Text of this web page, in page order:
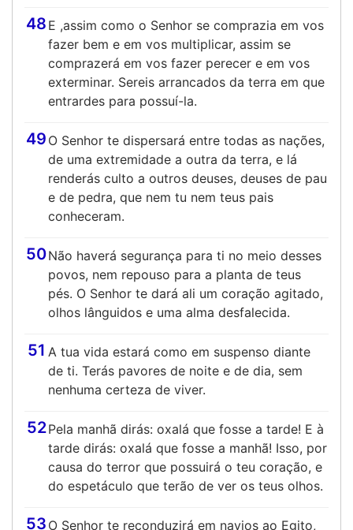
48 E ,assim como o Senhor se comprazia em vos
fazer bem e em vos multiplicar, assim se
comprazerá em vos fazer perecer e em vos
exterminar. Sereis arrancados da terra em que
entrardes para possuí-la.
49 O Senhor te dispersará entre todas as nações,
de uma extremidade a outra da terra, e lá
renderás culto a outros deuses, deuses de pau
e de pedra, que nem tu nem teus pais
conheceram.
50Não haverá segurança para ti no meio desses
povos, nem repouso para a planta de teus
pés. O Senhor te dará ali um coração agitado,
olhos lânguidos e uma alma desfalecida.
51 A tua vida estará como em suspenso diante
de ti. Terás pavores de noite e de dia, sem
nenhuma certeza de viver.
52Pela manhã dirás: oxalá que fosse a tarde! E à
tarde dirás: oxalá que fosse a manhã! Isso, por
causa do terror que possuirá o teu coração, e
do espetáculo que terão de ver os teus olhos.
53 O Senhor te reconduzirá em navios ao Egito,